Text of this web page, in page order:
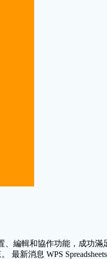
編輯和協作功能，成功滿
新消息 WPS